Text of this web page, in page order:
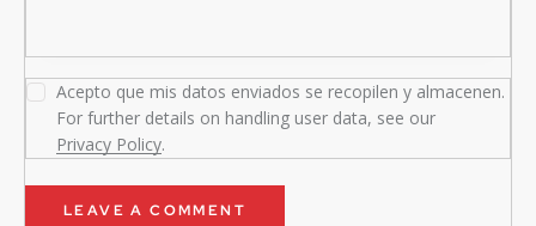
Acepto que mis datos enviados se recopilen y almacenen.
For further details on handling user data, see our
Privacy Policy.